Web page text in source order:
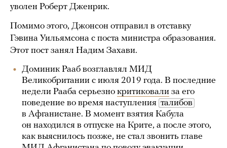
уволен Роберт Дженрик.
Помимо этого, Джонсон отправил в отставку
Гэвина Уильямсона с поста министра образования.
Этот пост занял Надим Захави.
Доминик Рааб возглавлял МИД
Великобритании с июля 2019 года. В последние
недели Рааба серьезно критиковали за его
поведение во время наступления талибов
в Афганистане. В момент взятия Кабула
он находился в отпуске на Крите, а после этого,
как выяснилось позже, не стал звонить главе